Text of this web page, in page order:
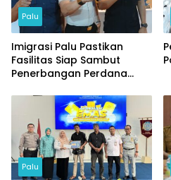
Palu
Imigrasi Palu Pastikan
Fasilitas Siap Sambut
Penerbangan Perdana
Palu